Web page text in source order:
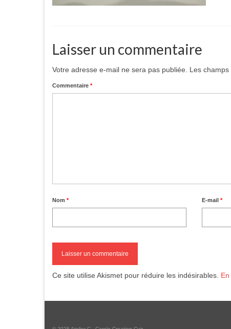
Laisser un commentaire
Votre adresse e-mail ne sera pas publiée. Les
Commentaire *
Nom * E-mail*
Ce site utilise Akismet pour réduire les indésirables.